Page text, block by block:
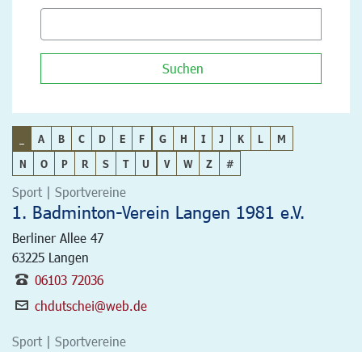
Suchen
A B C D E F G H I J K L
M
N
O P R S T U V W Z #
Sport | Sportvereine
1. Badminton-Verein Langen 1981 e.V.
Berliner Allee 47
63225 Langen
06103 72036
chdutschei@web.de
Sport | Sportvereine